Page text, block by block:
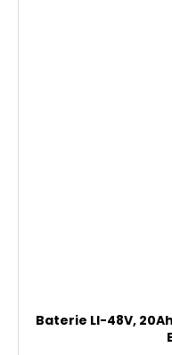
Baterie LI-48V,